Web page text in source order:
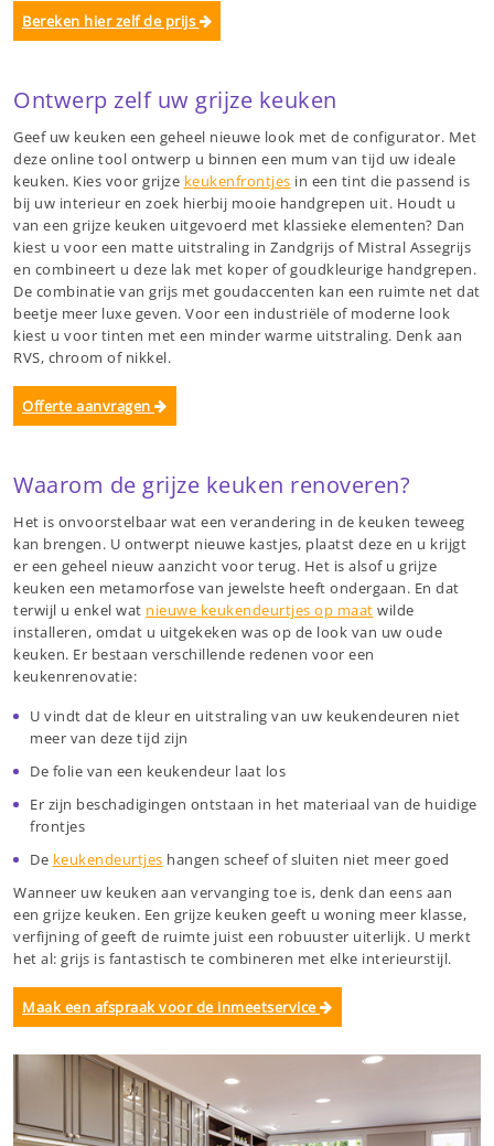
Bereken hier zelf de prijs
Ontwerp zelf uw grijze keuken
Geef uw keuken een geheel nieuwe look met de configurator. Met
deze online tool ontwerp u binnen een mum van tijd uw ideale
keuken. Kies voor grijze keukenfrontjes in een tint die passend is
bij uw interieur en zoek hierbij mooie handgrepen uit. Houdt u
van een grijze keuken uitgevoerd met klassieke elementen? Dan
kiest u voor een matte uitstraling in Zandgrijs of Mistral Assegrijs
en combineert u deze lak met koper of goudkleurige handgrepen.
De combinatie van grijs met goudaccenten kan een ruimte net dat
beetje meer luxe geven. Voor een industriële of moderne look
kiest u voor tinten met een minder warme uitstraling. Denk aan
RVS, chroom of nikkel.
Offerte aanvragen
Waarom de grijze keuken renoveren?
Het is onvoorstelbaar wat een verandering in de keuken teweeg
kan brengen. U ontwerpt nieuwe kastjes, plaatst deze en u krijgt
er een geheel nieuw aanzicht voor terug. Het is alsof u grijze
keuken een metamorfose van jewelste heeft ondergaan. En dat
terwijl u enkel wat nieuwe keukendeurtjes op maat wilde
installeren, omdat u uitgekeken was op de look van uw oude
keuken. Er bestaan verschillende redenen voor een
keukenrenovatie:
U vindt dat de kleur en uitstraling van uw keukendeuren niet
meer van deze tijd zijn
De folie van een keukendeur laat los
Er zijn beschadigingen ontstaan in het materiaal van de huidige
frontjes
De keukendeurtjes hangen scheef of sluiten niet meer goed
Wanneer uw keuken aan vervanging toe is, denk dan eens aan
een grijze keuken. Een grijze keuken geeft u woning meer klasse,
verfijning of geeft de ruimte juist een robuuster uiterlijk. U merkt
het al: grijs is fantastisch te combineren met elke interieurstijl.
Maak een afspraak voor de inmeetservice